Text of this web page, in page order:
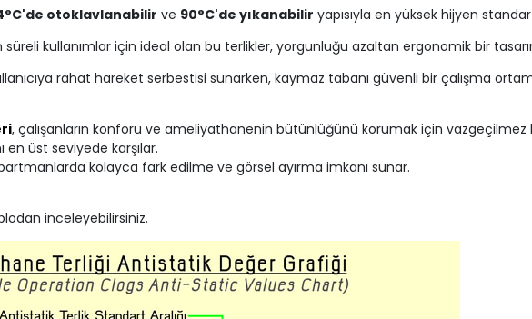
otoklavlanabilir ve 90°C'de yıkanabilir yapısıyla en yüksek hijyen
süreli kullanımlar için ideal olan bu terlikler, yorgunluğu azaltan ergonomik bir
rahat hareket serbestisi sunarken, kaymaz tabanı güvenli bir çalışma
, çalışanların konforu ve ameliyathanenin bütünlüğünü korumak için
en üst seviyede karşılar.
kolayca fark edilme ve görsel ayırma imkanı sunar.
inceleyebilirsiniz.